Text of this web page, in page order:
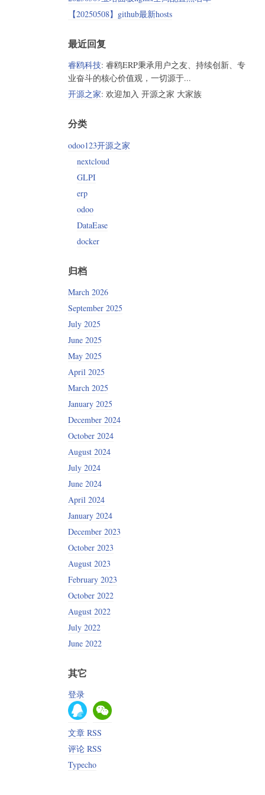
【20250508】github最新hosts
最近回复
睿鸥科技: 睿鸥ERP秉承用户之友、持续创新、专
业奋斗的核心价值观，一切源于...
开源之家: 欢迎加入 开源之家 大家族
分类
odoo123开源之家
nextcloud
GLPI
erp
odoo
DataEase
docker
归档
March 2026
September 2025
July 2025
June 2025
May 2025
April 2025
March 2025
January 2025
December 2024
October 2024
August 2024
July 2024
June 2024
April 2024
January 2024
December 2023
October 2023
August 2023
February 2023
October 2022
August 2022
July 2022
June 2022
其它
登录
文章 RSS
评论 RSS
Typecho